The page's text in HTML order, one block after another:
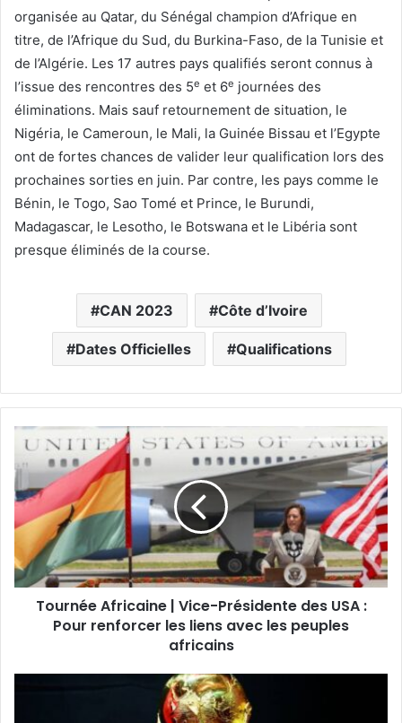
organisée au Qatar, du Sénégal champion d’Afrique en
titre, de l’Afrique du Sud, du Burkina-Faso, de la Tunisie et
de l’Algérie. Les 17 autres pays qualifiés seront connus à
l’issue des rencontres des 5e et 6e journées des
éliminations. Mais sauf retournement de situation, le
Nigéria, le Cameroun, le Mali, la Guinée Bissau et l’Egypte
ont de fortes chances de valider leur qualification lors des
prochaines sorties en juin. Par contre, les pays comme le
Bénin, le Togo, Sao Tomé et Prince, le Burundi,
Madagascar, le Lesotho, le Botswana et le Libéria sont
presque éliminés de la course.
CAN 2023 Côte d’Ivoire
Dates Officielles Qualifications
Tournée Africaine | Vice-Présidente des USA :
Pour renforcer les liens avec les peuples
africains